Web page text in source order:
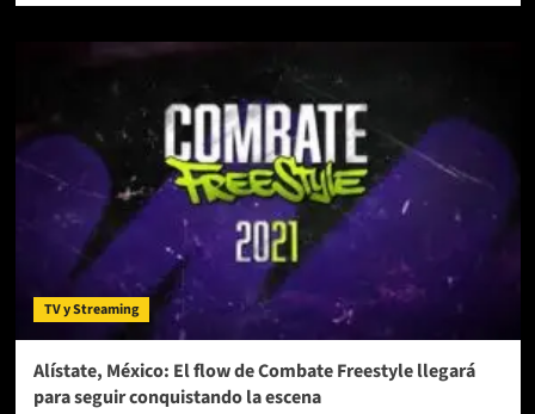
LA
INTERNACIONAL
DE
COMBATE
FREESTYLE
COMIENZA
A
LATIR
SPACE
TV y Streaming
Alístate, México: El flow de Combate Freestyle llegará
para seguir conquistando la escena